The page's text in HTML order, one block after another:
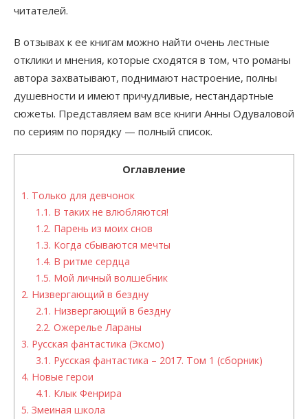
читателей.
В отзывах к ее книгам можно найти очень лестные
отклики и мнения, которые сходятся в том, что романы
автора захватывают, поднимают настроение, полны
душевности и имеют причудливые, нестандартные
сюжеты. Представляем вам все книги Анны Одуваловой
по сериям по порядку — полный список.
Оглавление
1. Только для девчонок
1.1. В таких не влюбляются!
1.2. Парень из моих снов
1.3. Когда сбываются мечты
1.4. В ритме сердца
1.5. Мой личный волшебник
2. Низвергающий в бездну
2.1. Низвергающий в бездну
2.2. Ожерелье Лараны
3. Русская фантастика (Эксмо)
3.1. Русская фантастика – 2017. Том 1 (сборник)
4. Новые герои
4.1. Клык Фенрира
5. Змеиная школа